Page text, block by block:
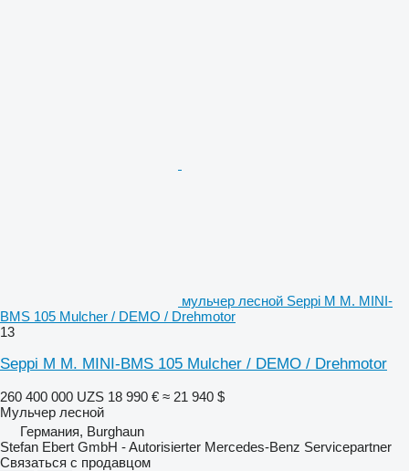
мульчер лесной Seppi M M. MINI-
BMS 105 Mulcher / DEMO / Drehmotor
13
Seppi M M. MINI-BMS 105 Mulcher / DEMO / Drehmotor
260 400 000 UZS 18 990 € ≈ 21 940 $
Мульчер лесной
Германия, Burghaun
Stefan Ebert GmbH - Autorisierter Mercedes-Benz Servicepartner
Связаться с продавцом